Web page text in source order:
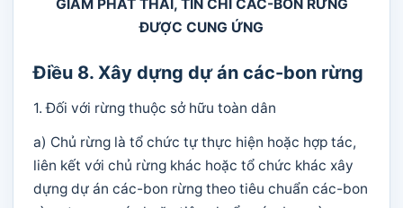
GIẢM PHÁT THẢI, TÍN CHỈ CÁC-BON RỪNG
ĐƯỢC CUNG ỨNG
Điều 8. Xây dựng dự án các-bon rừng
1. Đối với rừng thuộc sở hữu toàn dân
a) Chủ rừng là tổ chức tự thực hiện hoặc hợp tác,
liên kết với chủ rừng khác hoặc tổ chức khác xây
dựng dự án các-bon rừng theo tiêu chuẩn các-bon